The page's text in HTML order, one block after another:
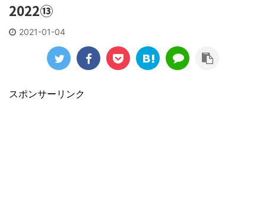
2022⑬
2021-01-04
スポンサーリンク